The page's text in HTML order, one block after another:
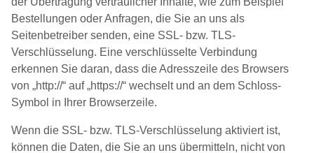
Bestellungen oder Anfragen, die Sie an uns als
Seitenbetreiber senden, eine SSL- bzw. TLS-
Verschlüsselung. Eine verschlüsselte Verbindung
erkennen Sie daran, dass die Adresszeile des Browsers
von „http://“ auf „https://“ wechselt und an dem Schloss-
Symbol in Ihrer Browserzeile.
Wenn die SSL- bzw. TLS-Verschlüsselung aktiviert ist,
können die Daten, die Sie an uns übermitteln, nicht von